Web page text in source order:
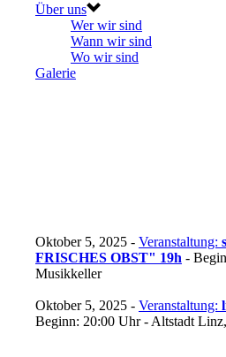
Über uns
Wer wir sind
Wann wir sind
Wo wir sind
Galerie
Oktober 5, 2025 - Veranstaltung:
FRISCHES OBST" 19h -
Musikkeller
Oktober 5, 2025 - Veranstaltung:
Beginn: 20:00 Uhr - Altstadt